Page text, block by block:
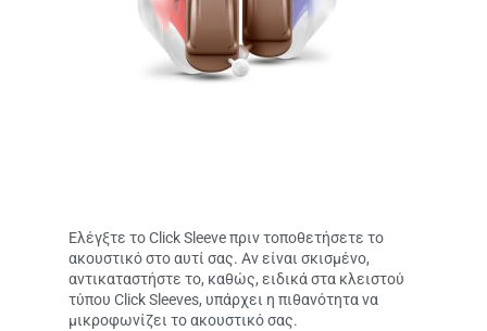
Ελέγξτε το Click Sleeve πριν τοποθετήσετε το
ακουστικό στο αυτί σας. Αν είναι σκισμένο,
αντικαταστήστε το, καθώς, ειδικά στα κλειστού
τύπου Click Sleeves, υπάρχει η πιθανότητα να
μικροφωνίζει το ακουστικό σας.